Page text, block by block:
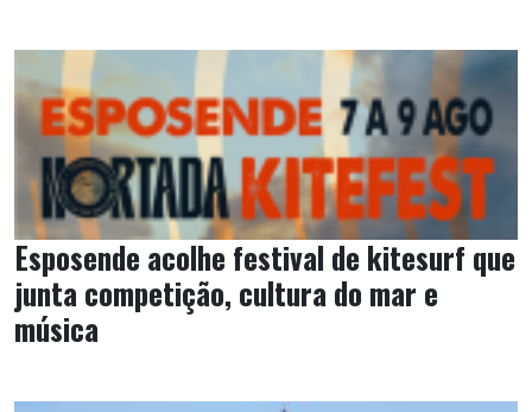
Esposende acolhe festival de kitesurf que
junta competição, cultura do mar e
música